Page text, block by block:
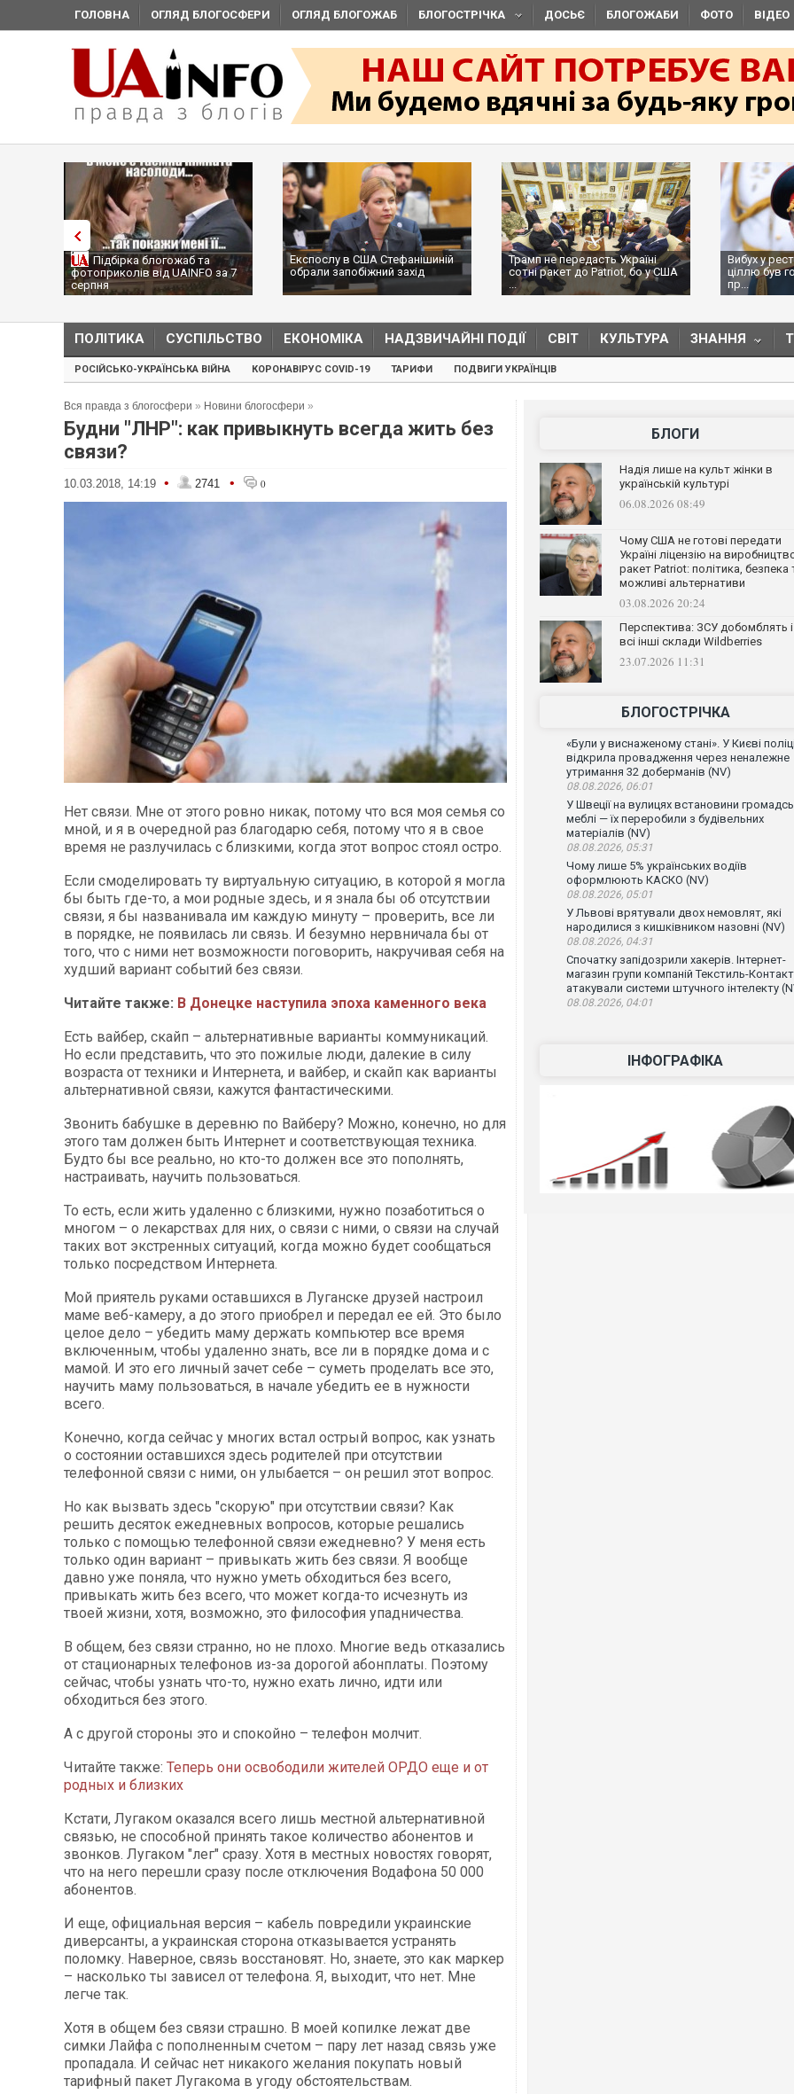
ГОЛОВНА ОГЛЯД БЛОГОСФЕРИ ОГЛЯД БЛОГОЖАБ БЛОГОСТРІЧКА ДОСЬЄ БЛОГОЖАБИ ФОТО ВІДЕО
Підбірка блогожаб та
фотоприколів від UAINFO за 7
серпня
Експослу в США Стефанішиній
обрали запобіжний захід
Трамп не передасть Україні
сотні ракет до Patriot, бо у США
...
Вибух у
ціллю був
пр...
ПОЛІТИКА СУСПІЛЬСТВО ЕКОНОМІКА НАДЗВИЧАЙНІ ПОДІЇ СВІТ КУЛЬТУРА ЗНАННЯ
РОСІЙСЬКО-УКРАЇНСЬКА ВІЙНА КОРОНАВІРУС COVID-19 ТАРИФИ ПОДВИГИ УКРАЇНЦІВ
Вся правда з блогосфери » Новини блогосфери »
Будни "ЛНР": как привыкнуть всегда жить без
связи?
10.03.2018, 14:19 • 2741 • 0
Нет связи. Мне от этого ровно никак, потому что вся моя семья со
мной, и я в очередной раз благодарю себя, потому что я в свое
время не разлучилась с близкими, когда этот вопрос стоял остро.
Если смоделировать ту виртуальную ситуацию, в которой я могла
бы быть где-то, а мои родные здесь, и я знала бы об отсутствии
связи, я бы названивала им каждую минуту – проверить, все ли
в порядке, не появилась ли связь. И безумно нервничала бы от
того, что с ними нет возможности поговорить, накручивая себя на
худший вариант событий без связи.
Читайте также: В Донецке наступила эпоха каменного века
Есть вайбер, скайп – альтернативные варианты коммуникаций.
Но если представить, что это пожилые люди, далекие в силу
возраста от техники и Интернета, и вайбер, и скайп как варианты
альтернативной связи, кажутся фантастическими.
Звонить бабушке в деревню по Вайберу? Можно, конечно, но для
этого там должен быть Интернет и соответствующая техника.
Будто бы все реально, но кто-то должен все это пополнять,
настраивать, научить пользоваться.
То есть, если жить удаленно с близкими, нужно позаботиться о
многом – о лекарствах для них, о связи с ними, о связи на случай
таких вот экстренных ситуаций, когда можно будет сообщаться
только посредством Интернета.
Мой приятель руками оставшихся в Луганске друзей настроил
маме веб-камеру, а до этого приобрел и передал ее ей. Это было
целое дело – убедить маму держать компьютер все время
включенным, чтобы удаленно знать, все ли в порядке дома и с
мамой. И это его личный зачет себе – суметь проделать все это,
научить маму пользоваться, в начале убедить ее в нужности
всего.
Конечно, когда сейчас у многих встал острый вопрос, как узнать
о состоянии оставшихся здесь родителей при отсутствии
телефонной связи с ними, он улыбается – он решил этот вопрос.
Но как вызвать здесь "скорую" при отсутствии связи? Как
решить десяток ежедневных вопросов, которые решались
только с помощью телефонной связи ежедневно? У меня есть
только один вариант – привыкать жить без связи. Я вообще
давно уже поняла, что нужно уметь обходиться без всего,
привыкать жить без всего, что может когда-то исчезнуть из
твоей жизни, хотя, возможно, это философия упадничества.
В общем, без связи странно, но не плохо. Многие ведь отказались
от стационарных телефонов из-за дорогой абонплаты. Поэтому
сейчас, чтобы узнать что-то, нужно ехать лично, идти или
обходиться без этого.
А с другой стороны это и спокойно – телефон молчит.
Читайте также: Теперь они освободили жителей ОРДО еще и от
родных и близких
Кстати, Лугаком оказался всего лишь местной альтернативной
связью, не способной принять такое количество абонентов и
звонков. Лугаком "лег" сразу. Хотя в местных новостях говорят,
что на него перешли сразу после отключения Водафона 50 000
абонентов.
И еще, официальная версия – кабель повредили украинские
диверсанты, а украинская сторона отказывается устранять
поломку. Наверное, связь восстановят. Но, знаете, это как маркер
– насколько ты зависел от телефона. Я, выходит, что нет. Мне
легче так.
Хотя в общем без связи страшно. В моей копилке лежат две
симки Лайфа с пополненным счетом – пару лет назад связь уже
пропадала. И сейчас нет никакого желания покупать новый
тарифный пакет Лугакома в угоду обстоятельствам.
БЛОГИ
Надія лише на культ жінки в
українській культурі
06.08.2026 08:49
Чому США не готові передати
Україні ліцензію на
ракет Patriot: політика, безпека
можливі альтернативи
03.08.2026 20:24
Перспектива: ЗСУ добомблять і
всі інші склади Wildberries
23.07.2026 11:31
БЛОГОСТРІЧКА
«Були у виснаженому стані». У Києві
відкрила провадження через неналежне
утримання 32 доберманів (NV)
08.08.2026, 06:01
У Швеції на вулицях встановини
меблі — їх переробили з будівельних
матеріалів (NV)
08.08.2026, 05:31
Чому лише 5% українських водіїв
оформлюють КАСКО (NV)
08.08.2026, 05:01
У Львові врятували двох немовлят, які
народилися з кишківником назовні (NV)
08.08.2026, 04:31
Спочатку запідозрили хакерів. Інтернет-
магазин групи компаній Текстиль-Контакт
атакували системи штучного інтелекту
08.08.2026, 04:01
ІНФОГРАФІКА